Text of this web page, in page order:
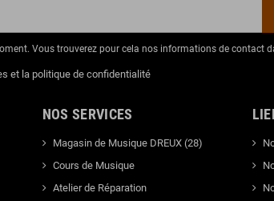
Vous trouverez pour cela nos informations de contact
et la politique de confidentialité
NOS SERVICES
Magasin de Musique DREUX (28)
Cours de Musique
Atelier de Réparation